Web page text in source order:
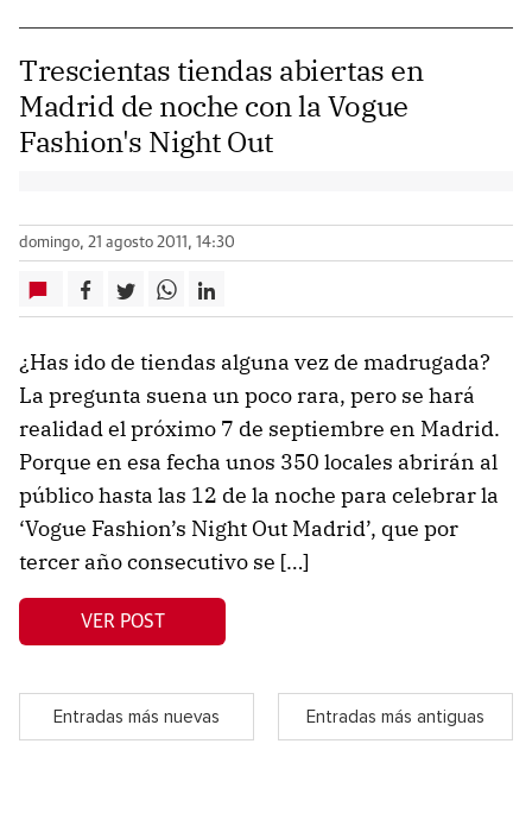
Trescientas tiendas abiertas en
Madrid de noche con la Vogue
Fashion's Night Out
domingo, 21 agosto 2011, 14:30
¿Has ido de tiendas alguna vez de madrugada?
La pregunta suena un poco rara, pero se hará
realidad el próximo 7 de septiembre en Madrid.
Porque en esa fecha unos 350 locales abrirán al
público hasta las 12 de la noche para celebrar la
‘Vogue Fashion’s Night Out Madrid’, que por
tercer año consecutivo se […]
VER POST
Entradas más nuevas Entradas más antiguas